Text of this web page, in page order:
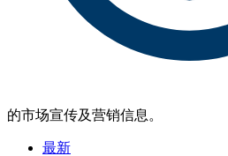
的市场宣传及营销信息。
最新